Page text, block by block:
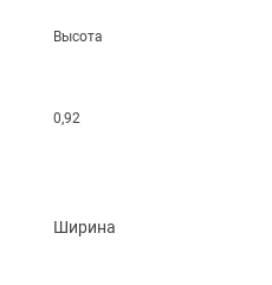
Высота
0,92
Ширина